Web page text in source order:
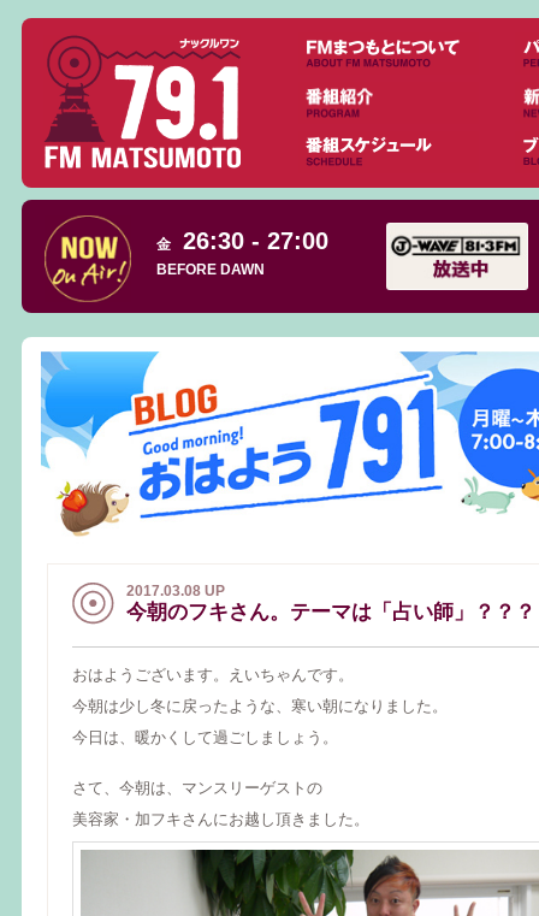
金 26:30 - 27:00
BEFORE DAWN
2017.03.08 UP
今朝のフキさん。テーマは「占い師」？？？
おはようございます。えいちゃんです。
今朝は少し冬に戻ったような、寒い朝になりました。
今日は、暖かくして過ごしましょう。
さて、今朝は、マンスリーゲストの
美容家・加フキさんにお越し頂きました。